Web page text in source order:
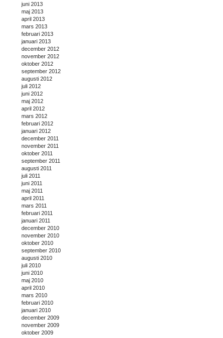
juni 2013
maj 2013
april 2013
mars 2013
februari 2013
januari 2013
december 2012
november 2012
oktober 2012
september 2012
augusti 2012
juli 2012
juni 2012
maj 2012
april 2012
mars 2012
februari 2012
januari 2012
december 2011
november 2011
oktober 2011
september 2011
augusti 2011
juli 2011
juni 2011
maj 2011
april 2011
mars 2011
februari 2011
januari 2011
december 2010
november 2010
oktober 2010
september 2010
augusti 2010
juli 2010
juni 2010
maj 2010
april 2010
mars 2010
februari 2010
januari 2010
december 2009
november 2009
oktober 2009